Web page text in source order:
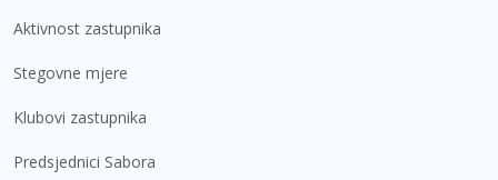
Aktivnost zastupnika
Stegovne mjere
Klubovi zastupnika
Predsjednici Sabora